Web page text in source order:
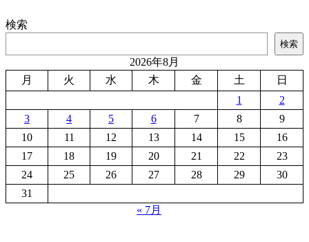
検索
検索
2026年8月
月
火 水 木 金 土
日
1
2
3
4 5 6 7 8
9
10
11 12 13 14 15
16
17
18 19 20 21 22
23
24
25 26 27 28 29
30
31
« 7月